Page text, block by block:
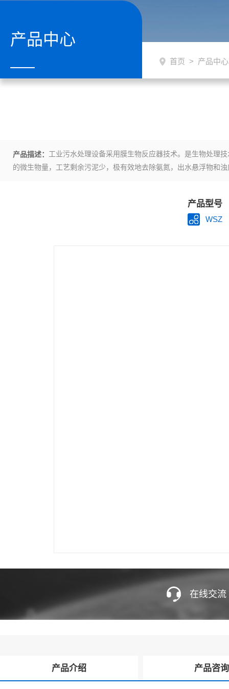
产品中心
首页 > 产品中心
产品描述： 工业污水处理设备采用膜生物反应器技术。是生物处理
的微生物量，工艺剩余污泥少，极有效地去除氨氮，出水悬浮物和
产品型号
WSZ
在线交流
产品介绍 产品咨询